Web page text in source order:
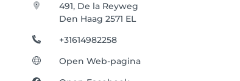
491, De la Reyweg
Den Haag 2571 EL
+31614982258
Open Web-pagina